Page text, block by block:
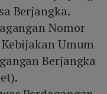
Berjangka.
Nomor
Umum
Berjangka